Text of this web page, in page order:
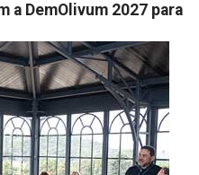
a DemOlivum 2027 para